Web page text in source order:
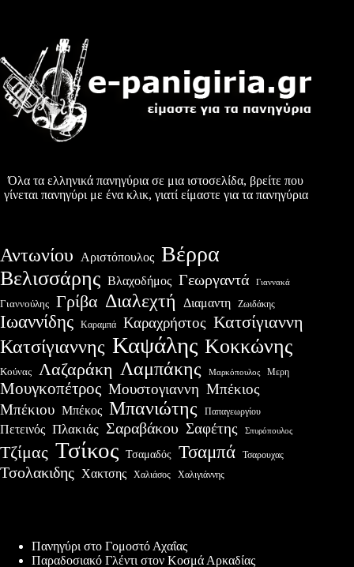
Όλα τα ελληνικά πανηγύρια σε μια ιστοσελίδα, βρείτε που
γίνεται πανηγύρι με ένα κλικ, γιατί είμαστε για τα πανηγύρια
Αντωνίου Αριστόπουλος Βέρρα
Βελισσάρης Βλαχοδήμος Γεωργαντά Γιαννακά
Γιαννούλης Γρίβα Διαλεχτή Διαμαντη Ζωιδάκης
Ιωαννίδης Καραμπά Καραχρήστος Κατσίγιαννη
Κατσίγιαννης Καψάλης Κοκκώνης
Κούνας Λαζαράκη Λαμπάκης Μαρκόπουλος Μερη
Μουγκοπέτρος Μουστογιαννη Μπέκιος
Μπέκιου Μπέκος Μπανιώτης Παπαγεωργίου
Πετεινός Πλακιάς Σαραβάκου Σαφέτης Σπυρόπουλος
Τζίμας Τσίκος Τσαμαδός Τσαμπά Τσαρουχας
Τσολακιδης Χακτσης Χαλιάσος Χαλιγιάννης
Πανηγύρι στο Γομοστό Αχαΐας
Παραδοσιακό Γλέντι στον Κοσμά Αρκαδίας